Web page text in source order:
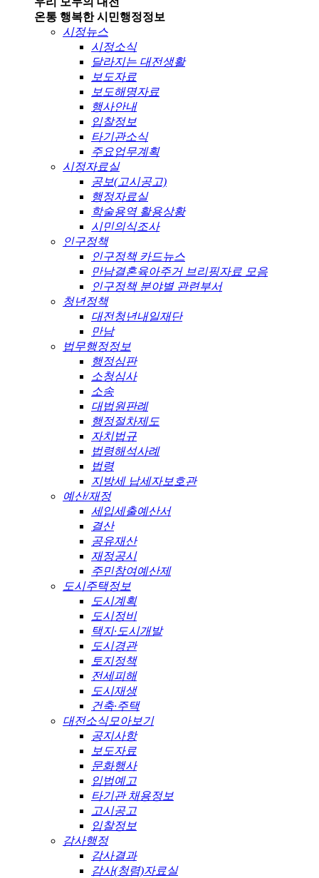
온통 행복한 시민행정정보
시정뉴스
시정소식
달라지는 대전생활
보도자료
보도해명자료
행사안내
입찰정보
타기관소식
주요업무계획
시정자료실
공보(고시공고)
행정자료실
학술용역 활용상황
시민의식조사
인구정책
인구정책 카드뉴스
만남결혼육아주거 브리핑자료 모음
인구정책 분야별 관련부서
청년정책
대전청년내일재단
만남
법무행정정보
행정심판
소청심사
소송
대법원판례
행정절차제도
자치법규
법령해석사례
법령
지방세 납세자보호관
예산/재정
세입세출예산서
결산
공유재산
재정공시
주민참여예산제
도시주택정보
도시계획
도시정비
택지·도시개발
도시경관
토지정책
전세피해
도시재생
건축·주택
대전소식모아보기
공지사항
보도자료
문화행사
입법예고
타기관 채용정보
고시공고
입찰정보
감사행정
감사결과
감사(청렴)자료실